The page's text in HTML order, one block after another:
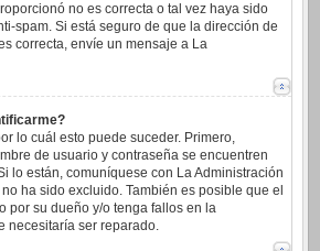
no es correcta o tal vez haya sido
spam. Si está seguro de que la dirección de
correcta, envíe un mensaje a La
lo cuál esto puede suceder. Primero,
de usuario y contraseña se encuentren
lo están, comuníquese con La Administración
ha sido excluido. También es posible que el
por su dueño y/o tenga fallos en la
necesitaría ser reparado.